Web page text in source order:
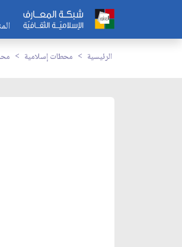
الرئيسية محطات إسلامية